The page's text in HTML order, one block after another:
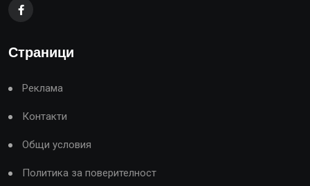
Страници
Реклама
Контакти
Общи условия
Политика за поверителност